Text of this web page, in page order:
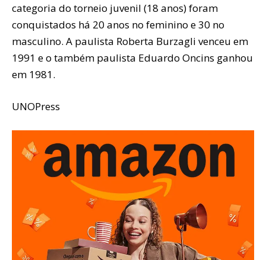
categoria do torneio juvenil (18 anos) foram
conquistados há 20 anos no feminino e 30 no
masculino. A paulista Roberta Burzagli venceu em
1991 e o também paulista Eduardo Oncins ganhou
em 1981.
UNOPress